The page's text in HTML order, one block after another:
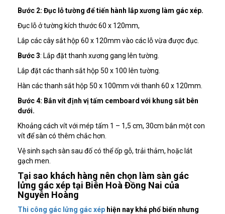
Bước 2: Đục lỗ tường để tiến hành lắp xương làm gác xép.
Đục lỗ ở tường kích thước 60 x 120mm,
Lắp các cây sắt hộp 60 x 120mm vào các lỗ vừa được đục.
Bước 3: Lắp đặt thanh xương gang lên tường.
Lắp đặt các thanh sắt hộp 50 x 100 lên tường.
Hàn các thanh sắt hộp 50 x 100mm với thanh 60 x 120mm.
Bước 4: Bắn vít định vị tấm cemboard với khung sắt bên
dưới.
Khoảng cách vít với mép tấm 1 – 1,5 cm, 30cm bắn một con
vít để sàn có thêm chắc hơn.
Vệ sinh sạch sàn sau đố có thể ốp gỗ, trải thảm, hoặc lát
gạch men.
Tại sao khách hàng nên chọn làm sàn gác
lửng gác xép tại Biên Hoà Đồng Nai của
Nguyễn Hoàng
Thi công gác lửng gác xép hiện nay khá phổ biến nhưng